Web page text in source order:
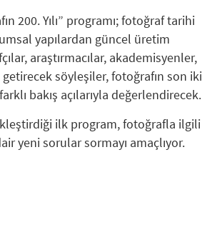
200. Yılı” programı; fotoğraf tarihi
yapılardan güncel üretim
araştırmacılar, akademisyenler,
söyleşiler, fotoğrafın son iki
bakış açılarıyla değerlendirecek.
ilk program, fotoğrafla ilgili
yeni sorular sormayı amaçlıyor.